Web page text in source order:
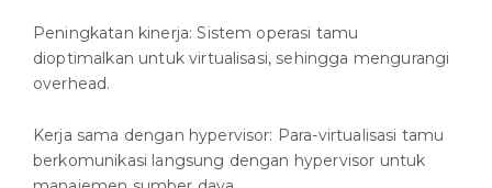
Peningkatan kinerja: Sistem operasi tamu
dioptimalkan untuk virtualisasi, sehingga mengurangi
overhead.
Kerja sama dengan hypervisor: Para-virtualisasi tamu
berkomunikasi langsung dengan hypervisor untuk